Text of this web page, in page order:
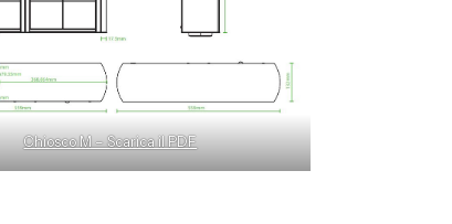
Chiosco M – Scarica il PDF